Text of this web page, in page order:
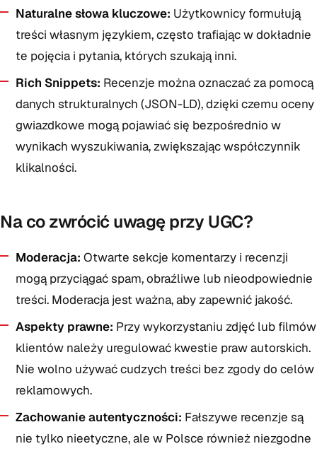
Naturalne słowa kluczowe: Użytkownicy formułują
treści własnym językiem, często trafiając w dokładnie
te pojęcia i pytania, których szukają inni.
Rich Snippets: Recenzje można oznaczać za pomocą
danych strukturalnych (JSON-LD), dzięki czemu oceny
gwiazdkowe mogą pojawiać się bezpośrednio w
wynikach wyszukiwania, zwiększając współczynnik
klikalności.
Na co zwrócić uwagę przy UGC?
Moderacja: Otwarte sekcje komentarzy i recenzji
mogą przyciągać spam, obraźliwe lub nieodpowiednie
treści. Moderacja jest ważna, aby zapewnić jakość.
Aspekty prawne: Przy wykorzystaniu zdjęć lub filmów
klientów należy uregulować kwestie praw autorskich.
Nie wolno używać cudzych treści bez zgody do celów
reklamowych.
Zachowanie autentyczności: Fałszywe recenzje są
nie tylko nieetyczne, ale w Polsce również niezgodne